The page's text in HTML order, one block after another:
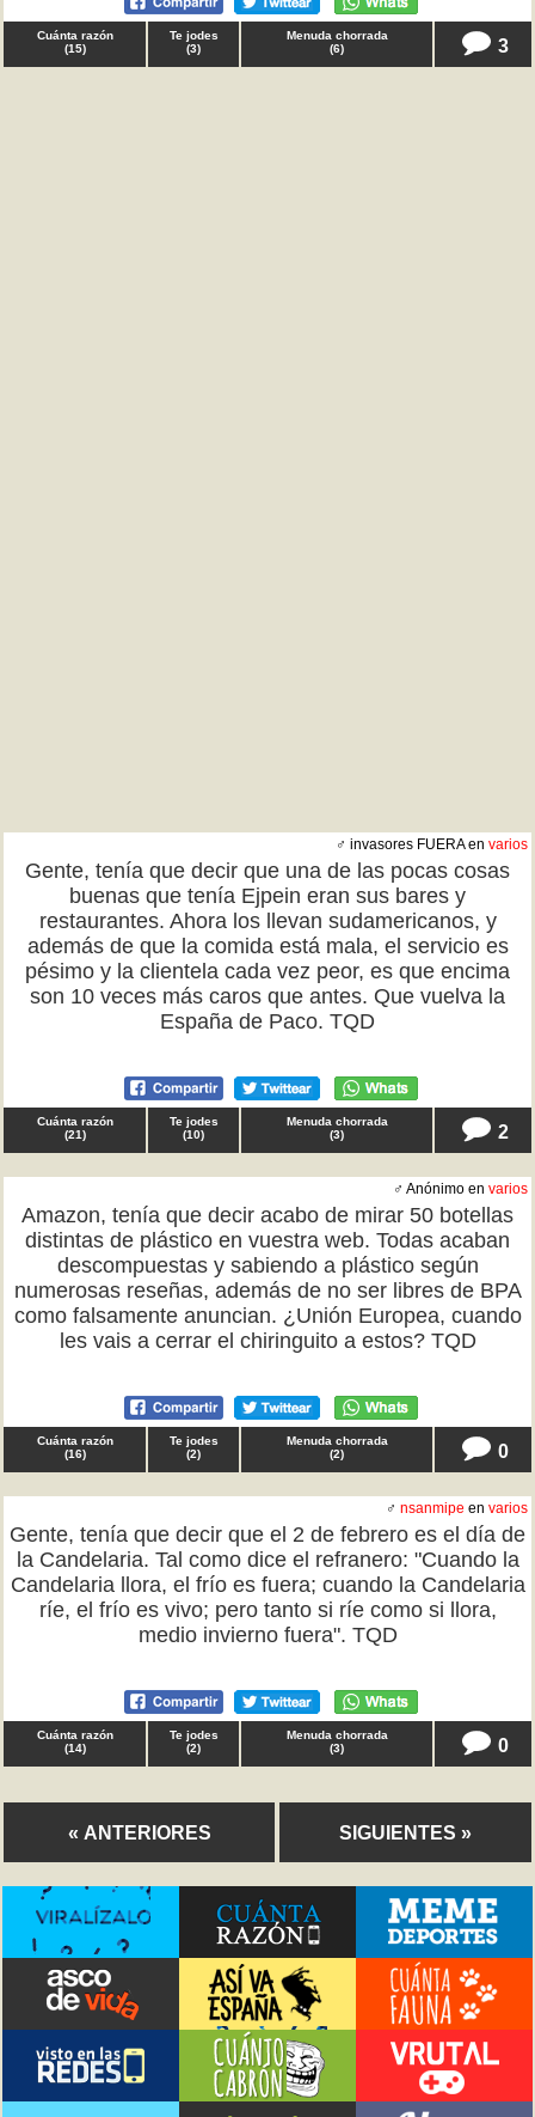
Cuánta razón
(15)
Te jodes
(3)
Menuda chorrada
(6) 3
♂ invasores FUERA en varios
Gente, tenía que decir que una de las pocas cosas
buenas que tenía Ejpein eran sus bares y
restaurantes. Ahora los llevan sudamericanos, y
además de que la comida está mala, el servicio es
pésimo y la clientela cada vez peor, es que encima
son 10 veces más caros que antes. Que vuelva la
España de Paco. TQD
Cuánta razón
(21)
Te jodes
(10)
Menuda chorrada
(3) 2
♂ Anónimo en varios
Amazon, tenía que decir acabo de mirar 50 botellas
distintas de plástico en vuestra web. Todas acaban
descompuestas y sabiendo a plástico según
numerosas reseñas, además de no ser libres de BPA
como falsamente anuncian. ¿Unión Europea, cuando
les vais a cerrar el chiringuito a estos? TQD
Cuánta razón
(16)
Te jodes
(2)
Menuda chorrada
(2) 0
♂ nsanmipe en varios
Gente, tenía que decir que el 2 de febrero es el día de
la Candelaria. Tal como dice el refranero: "Cuando la
Candelaria llora, el frío es fuera; cuando la Candelaria
ríe, el frío es vivo; pero tanto si ríe como si llora,
medio invierno fuera". TQD
Cuánta razón
(14)
Te jodes
(2)
Menuda chorrada
(3) 0
« ANTERIORES SIGUIENTES »